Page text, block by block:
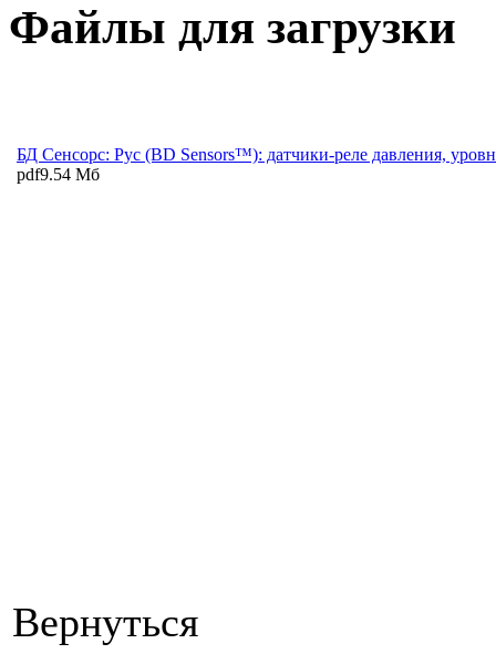
Файлы для загрузки
БД Сенсорс: Рус (BD Sensors™): датчики-реле давления,
pdf9.54 Мб
Вернуться